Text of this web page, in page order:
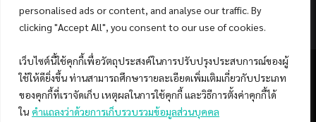
personalised ads or content, and analyse our traffic. By
clicking "Accept All", you consent to our use of cookies.
เว็บไซต์นี้ใช้คุกกี้เพื่อวัตถุประสงค์ในการปรับปรุงประสบการณ์ของผู้
ใช้ให้ดียิ่งขึ้น ท่านสามารถศึกษารายละเอียดเพิ่มเติมเกี่ยวกับประเภท
ของคุกกี้ที่เราจัดเก็บ เหตุผลในการใช้คุกกี้ และวิธีการตั้งค่าคุกกี้ได้
ใน คำแถลงว่าด้วยการเก็บรวบรวมข้อมูลส่วนบุคคล
Facebook YouTube